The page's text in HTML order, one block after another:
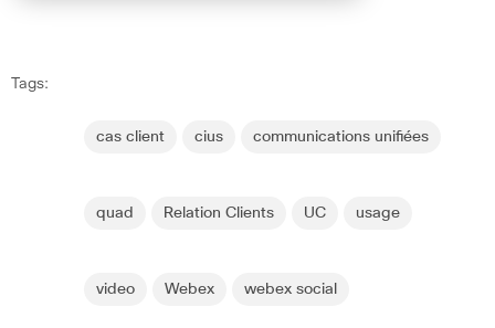
Tags:
cas client cius communications unifiées
quad Relation Clients UC usage
video Webex webex social